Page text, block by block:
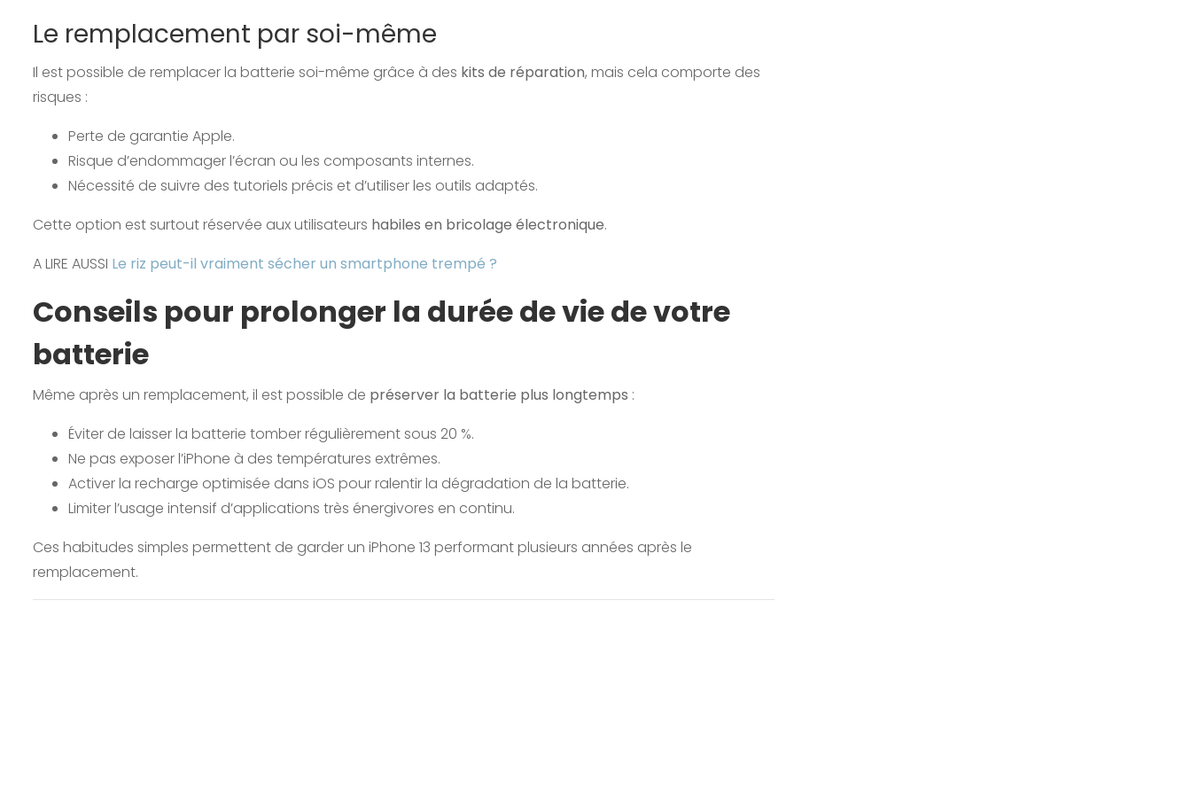
Le remplacement par soi-même
Il est possible de remplacer la batterie soi-même grâce à des kits de réparation, mais cela comporte des
risques :
Perte de garantie Apple.
Risque d’endommager l’écran ou les composants internes.
Nécessité de suivre des tutoriels précis et d’utiliser les outils adaptés.
Cette option est surtout réservée aux utilisateurs habiles en bricolage électronique.
A LIRE AUSSI Le riz peut-il vraiment sécher un smartphone trempé ?
Conseils pour prolonger la durée de vie de votre
batterie
Même après un remplacement, il est possible de préserver la batterie plus longtemps :
Éviter de laisser la batterie tomber régulièrement sous 20 %.
Ne pas exposer l’iPhone à des températures extrêmes.
Activer la recharge optimisée dans iOS pour ralentir la dégradation de la batterie.
Limiter l’usage intensif d’applications très énergivores en continu.
Ces habitudes simples permettent de garder un iPhone 13 performant plusieurs années après le
remplacement.